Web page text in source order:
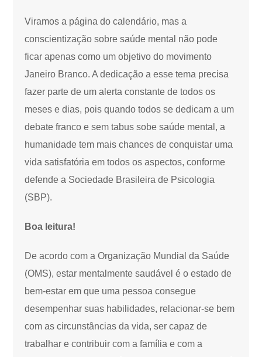
Viramos a página do calendário, mas a
conscientização sobre saúde mental não pode
ficar apenas como um objetivo do movimento
Janeiro Branco. A dedicação a esse tema precisa
fazer parte de um alerta constante de todos os
meses e dias, pois quando todos se dedicam a um
debate franco e sem tabus sobe saúde mental, a
humanidade tem mais chances de conquistar uma
vida satisfatória em todos os aspectos, conforme
defende a Sociedade Brasileira de Psicologia
(SBP).
Boa leitura!
De acordo com a Organização Mundial da Saúde
(OMS), estar mentalmente saudável é o estado de
bem-estar em que uma pessoa consegue
desempenhar suas habilidades, relacionar-se bem
com as circunstâncias da vida, ser capaz de
trabalhar e contribuir com a família e com a